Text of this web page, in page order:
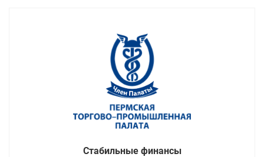
Стабильные финансы